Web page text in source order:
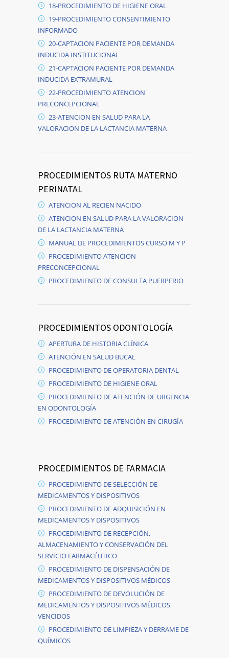
18-PROCEDIMIENTO DE HIGIENE ORAL
19-PROCEDIMIENTO CONSENTIMIENTO
INFORMADO
20-CAPTACION PACIENTE POR DEMANDA
INDUCIDA INSTITUCIONAL
21-CAPTACION PACIENTE POR DEMANDA
INDUCIDA EXTRAMURAL
22-PROCEDIMIENTO ATENCION
PRECONCEPCIONAL
23-ATENCION EN SALUD PARA LA
VALORACION DE LA LACTANCIA MATERNA
PROCEDIMIENTOS RUTA MATERNO
PERINATAL
ATENCION AL RECIEN NACIDO
ATENCION EN SALUD PARA LA VALORACION
DE LA LACTANCIA MATERNA
MANUAL DE PROCEDIMIENTOS CURSO M Y P
PROCEDIMIENTO ATENCION
PRECONCEPCIONAL
PROCEDIMIENTO DE CONSULTA PUERPERIO
PROCEDIMIENTOS ODONTOLOGÍA
APERTURA DE HISTORIA CLÍNICA
ATENCIÓN EN SALUD BUCAL
PROCEDIMIENTO DE OPERATORIA DENTAL
PROCEDIMIENTO DE HIGIENE ORAL
PROCEDIMIENTO DE ATENCIÓN DE URGENCIA
EN ODONTOLOGÍA
PROCEDIMIENTO DE ATENCIÓN EN CIRUGÍA
PROCEDIMIENTOS DE FARMACIA
PROCEDIMIENTO DE SELECCIÓN DE
MEDICAMENTOS Y DISPOSITIVOS
PROCEDIMIENTO DE ADQUISICIÓN EN
MEDICAMENTOS Y DISPOSITIVOS
PROCEDIMIENTO DE RECEPCIÓN,
ALMACENAMIENTO Y CONSERVACIÓN DEL
SERVICIO FARMACÉUTICO
PROCEDIMIENTO DE DISPENSACIÓN DE
MEDICAMENTOS Y DISPOSITIVOS MÉDICOS
PROCEDIMIENTO DE DEVOLUCIÓN DE
MEDICAMENTOS Y DISPOSITIVOS MÉDICOS
VENCIDOS
PROCEDIMIENTO DE LIMPIEZA Y DERRAME DE
QUÍMICOS